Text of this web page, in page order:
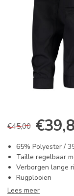
€45,00
65% Polyester /
Taille regelbaar
Verborgen lange
Rugplooien
Lees meer